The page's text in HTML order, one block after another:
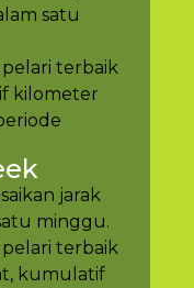
satu
terbaik
kilometer
jarak
minggu.
terbaik
kumulatif